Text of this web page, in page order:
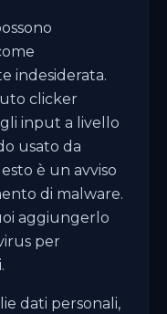
indesiderata.
clicker
input a livello
usato da
è un avviso
di malware.
aggiungerlo
per
dati personali,